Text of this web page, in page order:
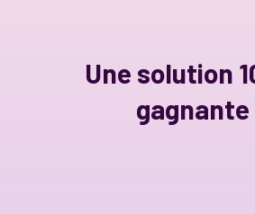
Une solution
gagnante